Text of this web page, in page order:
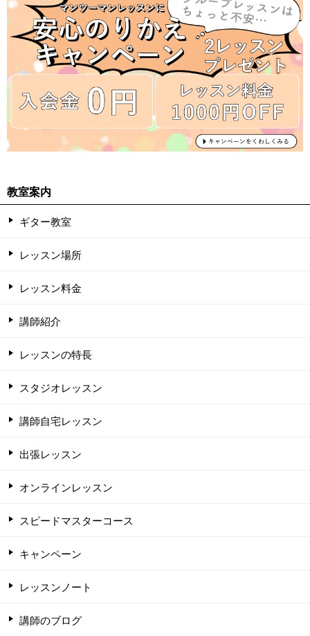
教室案内
ギター教室
レッスン場所
レッスン料金
講師紹介
レッスンの特長
スタジオレッスン
講師自宅レッスン
出張レッスン
オンラインレッスン
スピードマスターコース
キャンペーン
レッスンノート
講師のブログ